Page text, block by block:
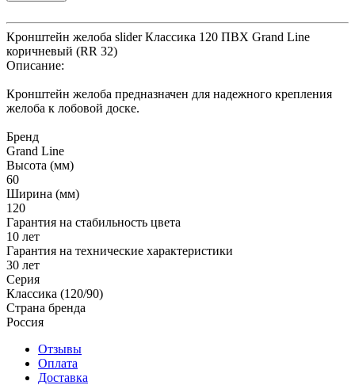
Кронштейн желоба slider Классика 120 ПВХ Grand Line
коричневый (RR 32)
Описание:
Кронштейн желоба предназначен для надежного крепления
желоба к лобовой доске.
Бренд
Grand Line
Высота (мм)
60
Ширина (мм)
120
Гарантия на стабильность цвета
10 лет
Гарантия на технические характеристики
30 лет
Серия
Классика (120/90)
Страна бренда
Россия
Отзывы
Оплата
Доставка